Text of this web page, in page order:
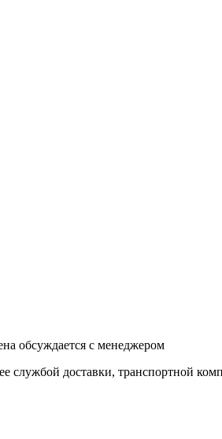
обсуждается с менеджером
службой доставки, транспортной